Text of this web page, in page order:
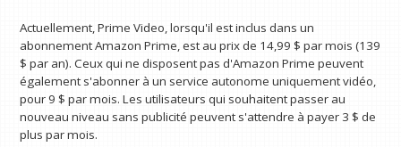
Actuellement, Prime Video, lorsqu'il est inclus dans un
abonnement Amazon Prime, est au prix de 14,99 $ par mois (139
$ par an). Ceux qui ne disposent pas d'Amazon Prime peuvent
également s'abonner à un service autonome uniquement vidéo,
pour 9 $ par mois. Les utilisateurs qui souhaitent passer au
nouveau niveau sans publicité peuvent s'attendre à payer 3 $ de
plus par mois.